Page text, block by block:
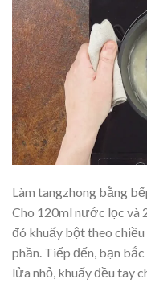
Làm tangzhong bằng
Cho 120ml nước lọc và
đó khuấy bột theo
phần. Tiếp đến, bạn
lửa nhỏ, khuấy đều tay